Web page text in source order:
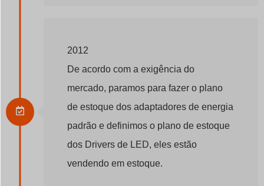
2012
De acordo com a exigência do
mercado, paramos para fazer o plano
de estoque dos adaptadores de energia
padrão e definimos o plano de estoque
dos Drivers de LED, eles estão
vendendo em estoque.